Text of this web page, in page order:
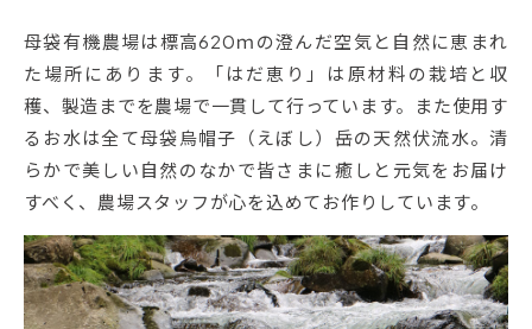
母袋有機農場は標高620ｍの澄んだ空気と自然に恵まれ
た場所にあります。「はだ恵り」は原材料の栽培と収
穫、製造までを農場で一貫して行っています。また使用す
るお水は全て母袋烏帽子（えぼし）岳の天然伏流水。清
らかで美しい自然のなかで皆さまに癒しと元気をお届け
すべく、農場スタッフが心を込めてお作りしています。